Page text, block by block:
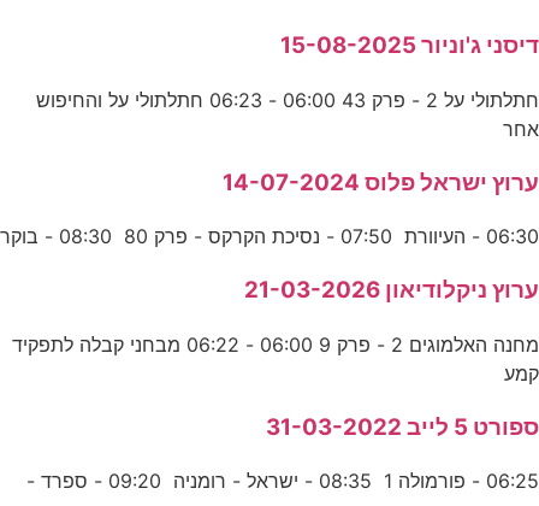
דיסני ג'וניור 15-08-2025
חתלתולי על 2 - פרק 43 06:00 - 06:23 חתלתולי על והחיפוש
אחר
ערוץ ישראל פלוס 14-07-2024
06:30 - העיוורת 07:50 - נסיכת הקרקס - פרק 80 08:30 - בוקר
ערוץ ניקלודיאון 21-03-2026
מחנה האלמוגים 2 - פרק 9 06:00 - 06:22 מבחני קבלה לתפקיד
קמע
ספורט 5 לייב 31-03-2022
06:25 - פורמולה 1 08:35 - ישראל - רומניה 09:20 - ספרד -